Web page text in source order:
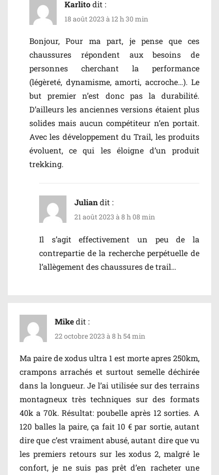
Karlitodit :
18 août 2023 à 12 h 30 min
Bonjour, Pour ma part, je pense que ces
chaussures répondent aux besoins de
personnes cherchant la performance
(légèreté, dynamisme, amorti, accroche…). Le
but premier n’est donc pas la durabilité.
D’ailleurs les anciennes versions étaient plus
solides mais aucun compétiteur n’en portait.
Avec les développement du Trail, les produits
évoluent, ce qui les éloigne d’un produit
trekking.
Juliandit :
21 août 2023 à 8 h 08 min
Il s’agit effectivement un peu de la
contrepartie de la recherche perpétuelle de
l’allègement des chaussures de trail…
Mikedit :
22 octobre 2023 à 8 h 54 min
Ma paire de xodus ultra 1 est morte apres 250km,
crampons arrachés et surtout semelle déchirée
dans la longueur. Je l’ai utilisée sur des terrains
montagneux très techniques sur des formats
40k a 70k. Résultat: poubelle après 12 sorties. A
120 balles la paire, ça fait 10 € par sortie, autant
dire que c’est vraiment abusé, autant dire que vu
les premiers retours sur les xodus 2, malgré le
confort, je ne suis pas prêt d’en racheter une